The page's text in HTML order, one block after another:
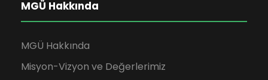
MGÜ Hakkında
MGÜ Hakkında
Misyon-Vizyon ve Değerlerimiz